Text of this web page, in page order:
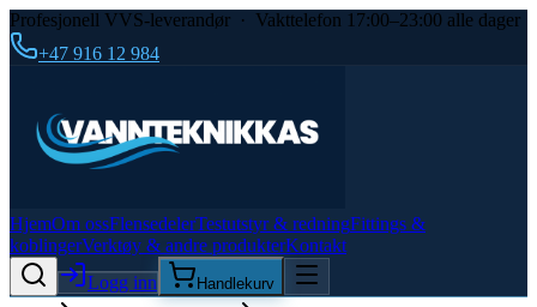
Profesjonell VVS-leverandør · Vakttelefon 17:00–23:00 alle dager
+47 916 12 984
HjemOm ossFlensedelerTestutstyr & redningFittings &
koblingerVerktøy & andre produkterKontakt
Logg inn
Handlekurv